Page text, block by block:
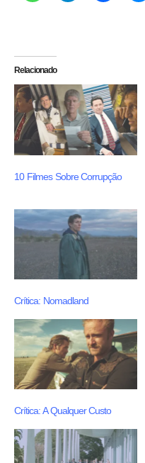
Relacionado
10 Filmes Sobre Corrupção
Crítica: Nomadland
Crítica: A Qualquer Custo